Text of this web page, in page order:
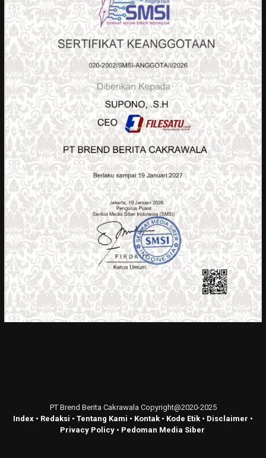
PT Brend Berita Cakrawala Copyright@2020-2025
Index • Redaksi • Tentang Kami • Kontak • Kode Etik • Disclaimer •
Privacy Policy• Pedoman Media Siber